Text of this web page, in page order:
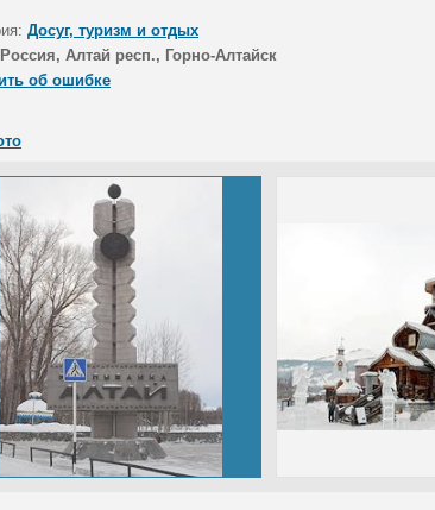
Досуг, туризм и отдых
Россия, Алтай респ., Горно-Алтайск
об ошибке